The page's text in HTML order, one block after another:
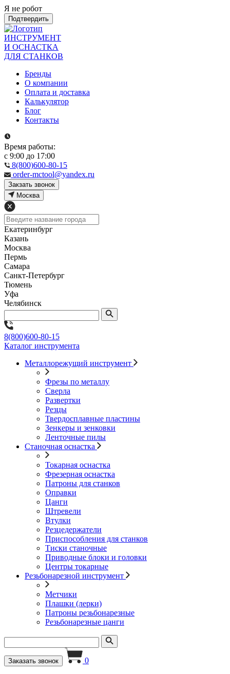
Я не робот
Подтвердить
ИНСТРУМЕНТ
И ОСНАСТКА
ДЛЯ СТАНКОВ
Бренды
О компании
Оплата и доставка
Калькулятор
Блог
Контакты
Время работы:
с 9:00 до 17:00
8(800)600-80-15
order-mctool@yandex.ru
Закзать звонок
Москва
Екатеринбург
Казань
Москва
Пермь
Самара
Санкт-Петербург
Тюмень
Уфа
Челябинск
8(800)600-80-15
Каталог инструмента
Металлорежущий инструмент
Фрезы по металлу
Сверла
Развертки
Резцы
Твердосплавные пластины
Зенкеры и зенковки
Ленточные пилы
Станочная оснастка
Токарная оснастка
Фрезерная оснастка
Патроны для станков
Оправки
Цанги
Штревели
Втулки
Резцедержатели
Приспособления для станков
Тиски станочные
Приводные блоки и головки
Центры токарные
Резьбонарезной инструмент
Метчики
Плашки (лерки)
Патроны резьбонарезные
Резьбонарезные цанги
Заказать звонок 0